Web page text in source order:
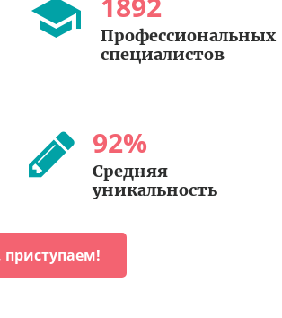
Профессиональных
специалистов
92%
Средняя
уникальность